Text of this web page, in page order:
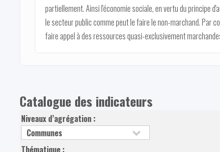
partiellement. Ainsi l'économie sociale, en vertu du principe
le secteur public comme peut le faire le non-marchand. Par
faire appel à des ressources quasi-exclusivement
Catalogue des indicateurs
Niveaux d’agrégation :